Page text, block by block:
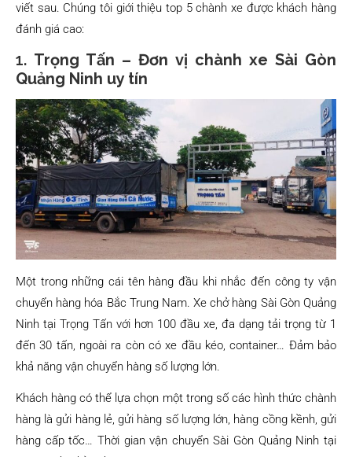
viết sau. Chúng tôi giới thiệu top 5 chành xe được khách hàng
đánh giá cao:
1. Trọng Tấn – Đơn vị chành xe Sài Gòn
Quảng Ninh uy tín
Một trong những cái tên hàng đầu khi nhắc đến công ty vận
chuyển hàng hóa Bắc Trung Nam. Xe chở hàng Sài Gòn Quảng
Ninh tại Trọng Tấn với hơn 100 đầu xe, đa dạng tải trọng từ 1
đến 30 tấn, ngoài ra còn có xe đầu kéo, container… Đảm bảo
khả năng vận chuyển hàng số lượng lớn.
Khách hàng có thể lựa chọn một trong số các hình thức chành
hàng là gửi hàng lẻ, gửi hàng số lượng lớn, hàng cồng kềnh, gửi
hàng cấp tốc… Thời gian vận chuyển Sài Gòn Quảng Ninh tại